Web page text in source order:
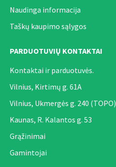
Naudinga informacija
Taškų kaupimo sąlygos
PARDUOTUVIŲ KONTAKTAI
Kontaktai ir parduotuvės.
Vilnius, Kirtimų g. 61A
Vilnius, Ukmergės g. 240 (TOPO)
Kaunas, R. Kalantos g. 53
Grąžinimai
Gamintojai